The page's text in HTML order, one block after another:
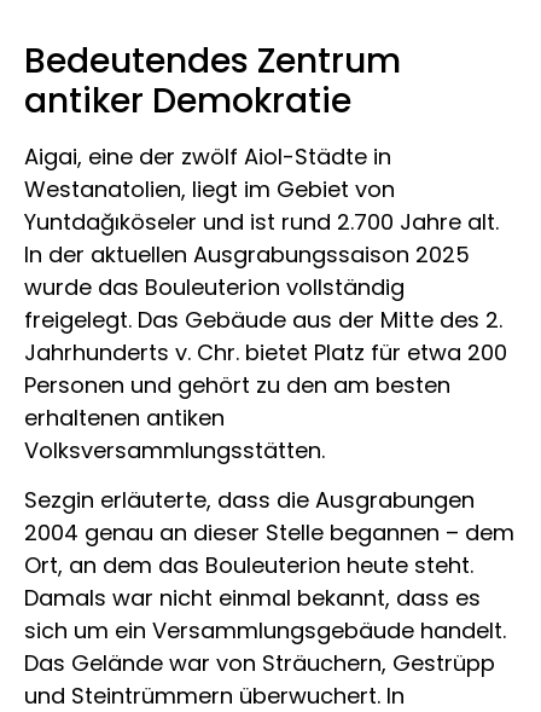
Bedeutendes Zentrum
antiker Demokratie
Aigai, eine der zwölf Aiol-Städte in
Westanatolien, liegt im Gebiet von
Yuntdağıköseler und ist rund 2.700 Jahre alt.
In der aktuellen Ausgrabungssaison 2025
wurde das Bouleuterion vollständig
freigelegt. Das Gebäude aus der Mitte des 2.
Jahrhunderts v. Chr. bietet Platz für etwa 200
Personen und gehört zu den am besten
erhaltenen antiken
Volksversammlungsstätten.
Sezgin erläuterte, dass die Ausgrabungen
2004 genau an dieser Stelle begannen – dem
Ort, an dem das Bouleuterion heute steht.
Damals war nicht einmal bekannt, dass es
sich um ein Versammlungsgebäude handelt.
Das Gelände war von Sträuchern, Gestrüpp
und Steintrümmern überwuchert. In